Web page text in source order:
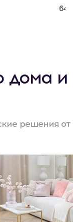
дома и
решения от